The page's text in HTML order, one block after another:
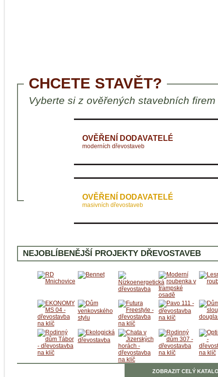
CHCETE STAVĚT?
Vyberte si z ověřených stavebních firem
OVĚŘENÍ DODAVATELÉ
moderních dřevostaveb
OVĚŘENÍ DODAVATELÉ
masivních dřevostaveb
NEJOBLÍBENĚJŠÍ PROJEKTY DŘEVOSTAVEB
ZOBRAZIT CELÝ